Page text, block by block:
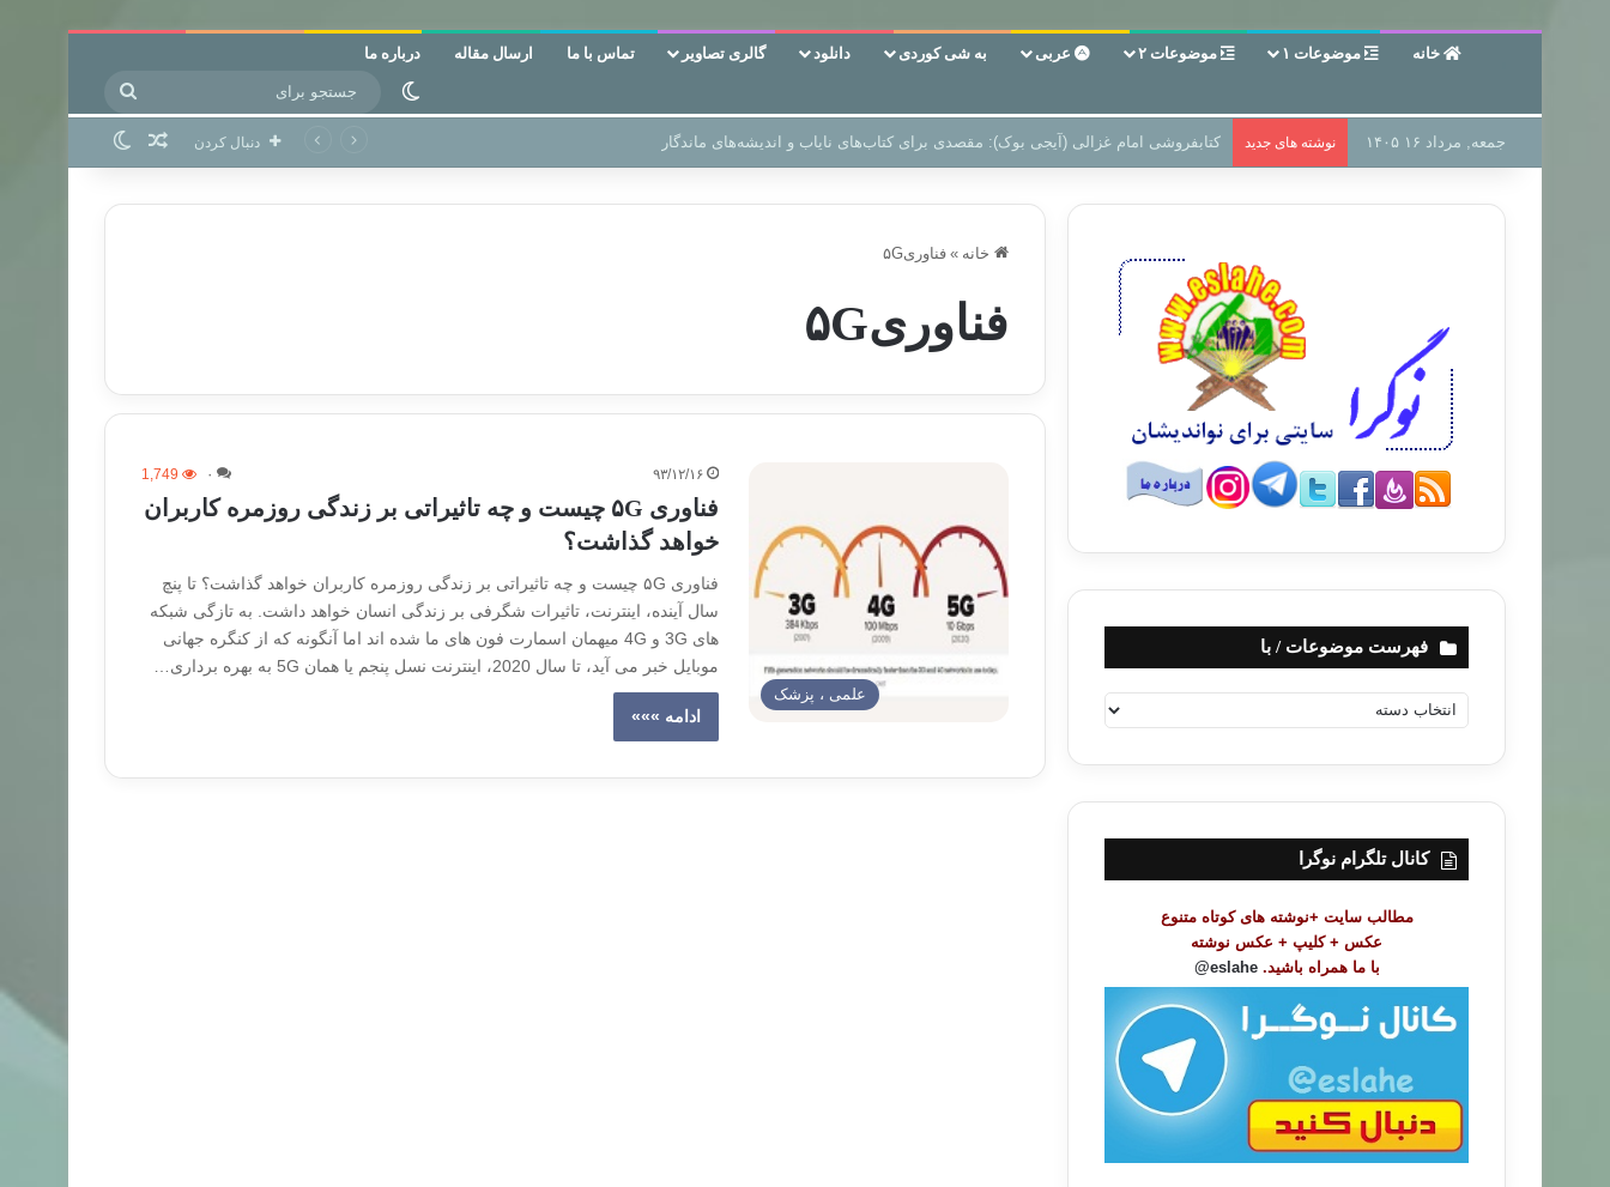
خانه موضوعات ۱ موضوعات ۲ عربی به شی کوردی دانلود گالری تصاویر تماس با ما ارسال مقاله درباره ما
تغییر پوسته
برای جمعه, مرداد ۱۶ ۱۴۰۵ نوشته های جدید سر دفتر فساد در زمین‌، دوری وکناره‌گیری از راه خداست‌! دنبال کردن نوشته تصادفی
خانه » فناوری۵G
فناوری۵G
علمی ، پزشک
۹۳/۱۲/۱۶ ۰ 1,749
فناوری ۵G چیست و چه تاثیراتی بر زندگی روزمره کاربران
خواهد گذاشت؟
فناوری ۵G چیست و چه تاثیراتی بر زندگی روزمره کاربران خواهد گذاشت؟ تا پنچ
سال آینده، اینترنت، تاثیرات شگرفی بر زندگی انسان خواهد داشت. به تازگی شبکه
های 3G و 4G میهمان اسمارت فون های ما شده اند اما آنگونه که از کنگره جهانی
موبایل خبر می آید، تا سال 2020، اینترنت نسل پنجم یا همان 5G به بهره برداری…
ادامه »»»
فهرست موضوعات / با
ه
ت
ض
کانال تلگرام نوگرا
مطالب سایت +نوشته های کوتاه متنوع
عکس + کلیپ + عکس نوشته
با ما همراه باشید. eslahe@